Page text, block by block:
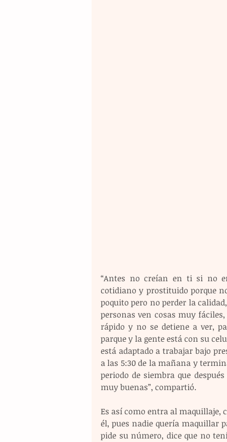
“Antes no creían en ti si no
cotidiano y prostituido porque
poquito pero no perder la
personas ven cosas muy
rápido y no se detiene a ver,
parque y la gente está con su
está adaptado a trabajar bajo
a las 5:30 de la mañana y
periodo de siembra que
muy buenas”, compartió.
Es así como entra al maquillaje,
él, pues nadie quería maquillar
pide su número, dice que no